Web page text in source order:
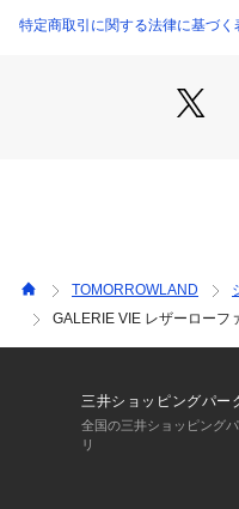
よっても差があります。
※商品の色味は、商品単体
※包装紙破損、箱破損につ
限り出荷させていただいて
特定商取引に関する法律に基づく
TOMORROWLAND
GALERIE VIE レザーローフ
三井ショッピングパー
全国の三井ショッピング
リ